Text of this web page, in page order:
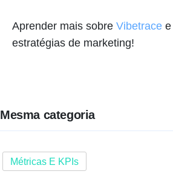
Aprender mais sobre Vibetrace
estratégias de marketing!
Mesma categoria
Métricas E KPIs